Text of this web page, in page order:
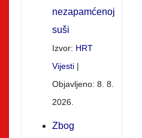
nezapamćenoj
suši
Izvor: HRT
Vijesti
Objavljeno: 8. 8.
2026.
Zbog